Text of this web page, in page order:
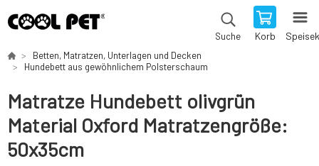
Suche Korb
Betten, Matratzen, Unterlagen und Decken
Hundebett aus gewöhnlichem Polsterschaum
Matratze Hundebett olivgrün
Material Oxford Matratzengröße:
50x35cm